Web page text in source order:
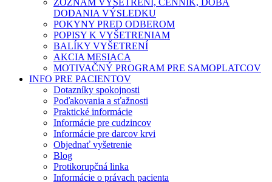
ZOZNAM VYŠETRENÍ, CENNÍK, DOBA
DODANIA VÝSLEDKU
POKYNY PRED ODBEROM
POPISY K VYŠETRENIAM
BALÍKY VYŠETRENÍ
AKCIA MESIACA
MOTIVAČNÝ PROGRAM PRE SAMOPLATCOV
INFO PRE PACIENTOV
Dotazníky spokojnosti
Poďakovania a sťažnosti
Praktické informácie
Informácie pre cudzincov
Informácie pre darcov krvi
Objednať vyšetrenie
Blog
Protikorupčná linka
Informácie o právach pacienta